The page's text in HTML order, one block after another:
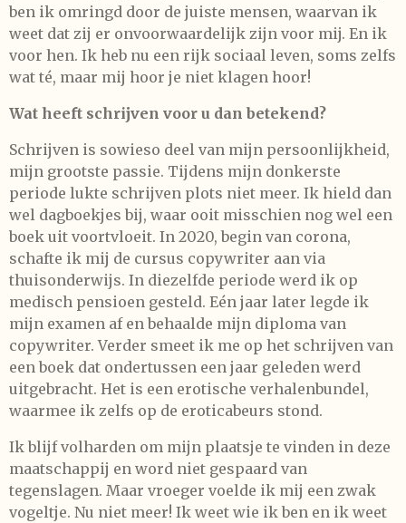
ben ik omringd door de juiste mensen, waarvan ik
weet dat zij er onvoorwaardelijk zijn voor mij. En ik
voor hen. Ik heb nu een rijk sociaal leven, soms zelfs
wat té, maar mij hoor je niet klagen hoor!
Wat heeft schrijven voor u dan betekend?
Schrijven is sowieso deel van mijn persoonlijkheid,
mijn grootste passie. Tijdens mijn donkerste
periode lukte schrijven plots niet meer. Ik hield dan
wel dagboekjes bij, waar ooit misschien nog wel een
boek uit voortvloeit. In 2020, begin van corona,
schafte ik mij de cursus copywriter aan via
thuisonderwijs. In diezelfde periode werd ik op
medisch pensioen gesteld. Eén jaar later legde ik
mijn examen af en behaalde mijn diploma van
copywriter. Verder smeet ik me op het schrijven van
een boek dat ondertussen een jaar geleden werd
uitgebracht. Het is een erotische verhalenbundel,
waarmee ik zelfs op de eroticabeurs stond.
Ik blijf volharden om mijn plaatsje te vinden in deze
maatschappij en word niet gespaard van
tegenslagen. Maar vroeger voelde ik mij een zwak
vogeltje. Nu niet meer! Ik weet wie ik ben en ik weet